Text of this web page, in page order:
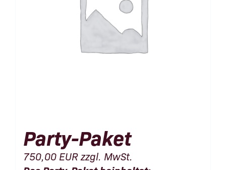
Party-Paket
750,00 EURzzgl. MwSt.